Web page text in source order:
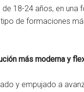
18-24 años, en
de formaciones
más moderna y
y empujado a